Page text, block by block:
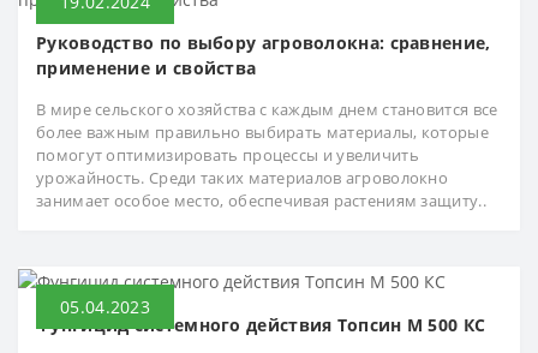
Руководство по выбору агроволокна: сравнение,
применение и свойства
В мире сельского хозяйства с каждым днем становится все
более важным правильно выбирать материалы, которые
помогут оптимизировать процессы и увеличить
урожайность. Среди таких материалов агроволокно
занимает особое место, обеспечивая растениям защиту..
05.04.2023
Фунгицид системного действия Топсин М 500 КС